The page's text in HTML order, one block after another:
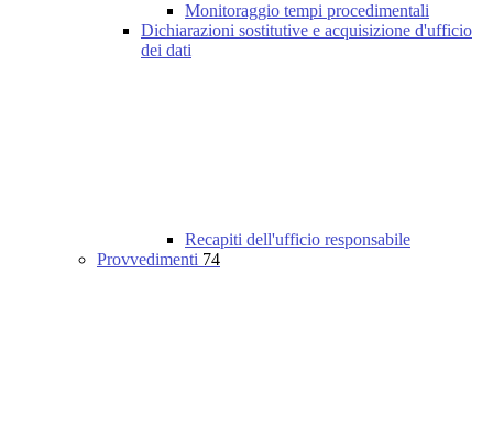
Monitoraggio tempi procedimentali
Dichiarazioni sostitutive e acquisizione d'ufficio
dei dati
Recapiti dell'ufficio responsabile
Provvedimenti 74